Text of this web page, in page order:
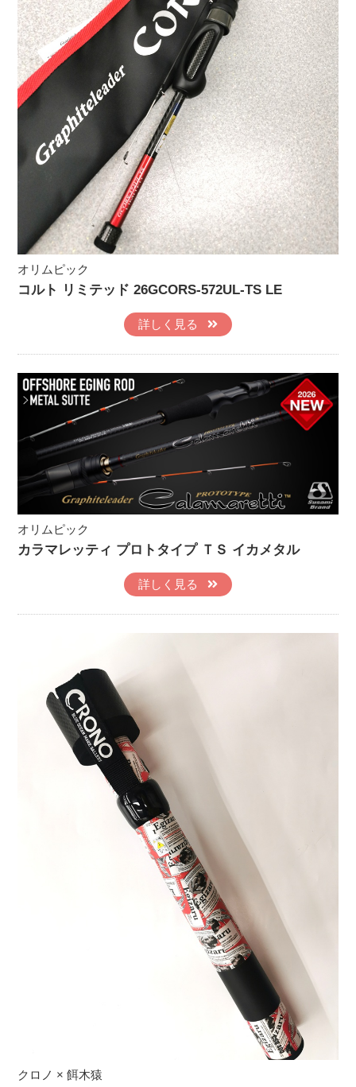
オリムピック
コルト リミテッド 26GCORS-572UL-TS LE
詳しく見る
オリムピック
カラマレッティ プロトタイプ ＴＳ イカメタル
詳しく見る
クロノ × 餌木猿